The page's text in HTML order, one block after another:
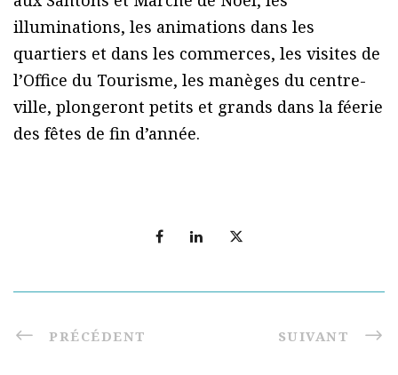
illuminations, les animations dans les
quartiers et dans les commerces, les visites de
l’Office du Tourisme, les manèges du centre-
ville, plongeront petits et grands dans la féerie
des fêtes de fin d’année.
PRÉCÉDENT SUIVANT